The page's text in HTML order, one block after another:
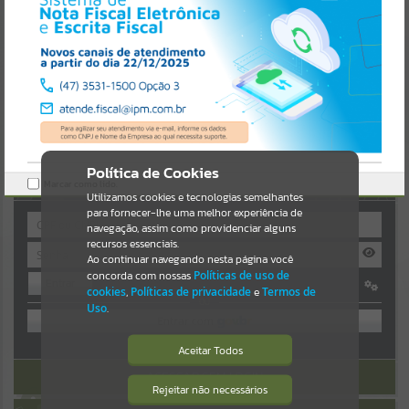
Resultados para""
Portais
Por favor, aguarde...
NOTÍCIAS
Por favor, aguarde...
SUBPORTAIS
Por favor, aguarde...
Por favor, aguarde...
AUTOATENDIMENTO
ACESSAR SEM LOGIN
Política de Cookies
Utilizamos cookies e tecnologias semelhantes
para fornecer-lhe uma melhor experiência de
navegação, assim como providenciar alguns
recursos essenciais.
Ao continuar navegando nesta página você
concorda com nossas Políticas de uso de
cookies, Políticas de privacidadeeTermos de
Uso.
Aceitar Todos
Rejeitar não necessários
Isto significa que diversos recursos
https://guaiba.atende.net/cidadao/pagina/static/bundle/wpo_index_
2_base_l2_portal_editores_sync_c78fd5a8a9d4da1559541548a4ef0d
a6.js?v=7c0fcaaa:47
Verificar Mais Detalhes